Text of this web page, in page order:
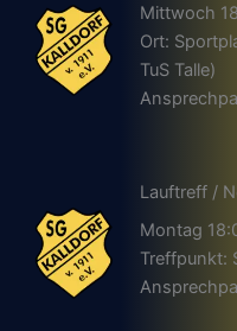
Mittwoch
Ort:
TuS Talle)
Lauftreff /
Montag
Treffpunkt: